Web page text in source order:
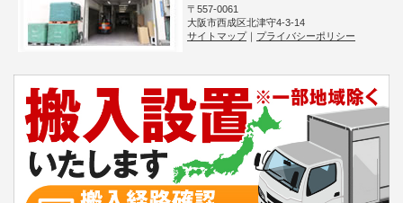
〒557-0061
大阪市西成区北津守4-3-14
サイトマップ
プライバシーポリシー